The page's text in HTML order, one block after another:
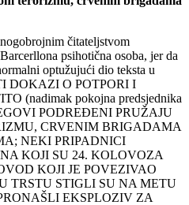
čitateljstvom
psihotična osoba, jer da
optužujući dio teksta u
DOKAZI O POTPORI I
(nadimak pokojna predsjednika
PODREĐENI PRUŽAJU
CRVENIM BRIGADAMA
NEKI PRIPADNICI
KOJI SU 24. KOLOVOZA
KOJI JE POVEZIVAO
TRSTU STIGLI SU NA METU
EKSPLOZIV ZA